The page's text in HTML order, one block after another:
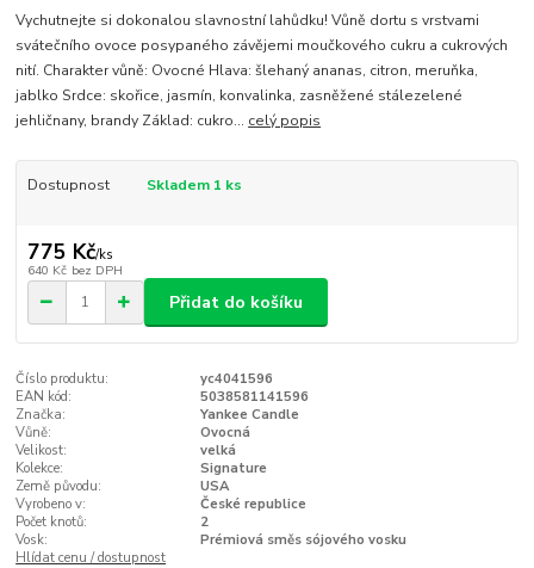
Vychutnejte si dokonalou slavnostní lahůdku! Vůně dortu s vrstvami
svátečního ovoce posypaného závějemi moučkového cukru a cukrových
nití. Charakter vůně: Ovocné Hlava: šlehaný ananas, citron, meruňka,
jablko Srdce: skořice, jasmín, konvalinka, zasněžené stálezelené
jehličnany, brandy Základ: cukro... celý popis
Dostupnost Skladem 1 ks
775 Kč/ks
640 Kč bez DPH
Přidat do košíku
Číslo produktu:
yc4041596
EAN kód:
5038581141596
Značka:
Yankee Candle
Vůně:
Ovocná
Velikost:
velká
Kolekce:
Signature
Země původu:
USA
Vyrobeno v:
České republice
Počet knotů:
2
Vosk:
Prémiová směs sójového vosku
Hlídat cenu / dostupnost